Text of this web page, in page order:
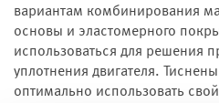
вариантам комбинирования
основы и эластомерного
использоваться для решения
уплотнения двигателя.
оптимально использовать